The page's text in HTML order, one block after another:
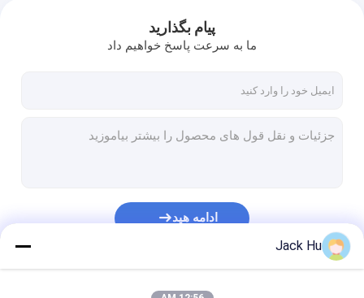
پیام بگذارید
ما به سرعت پاسخ خواهیم داد
ادامه هید
Jack Hu